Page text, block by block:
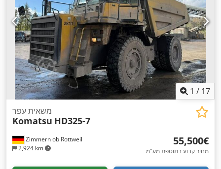
1 / 17
Zimmern ob Rottweil
2,924 km
משאית עפר
Komatsu HD325-7
‏55,500 ‏€
מחיר קבוע בתוספת מע"מ